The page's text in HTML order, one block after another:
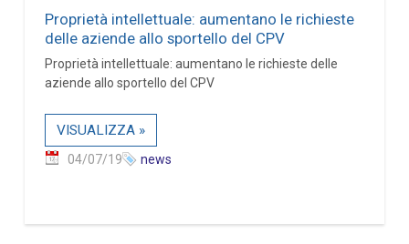
Proprietà intellettuale: aumentano le richieste
delle aziende allo sportello del CPV
Proprietà intellettuale: aumentano le richieste delle
aziende allo sportello del CPV
VISUALIZZA »
04/07/19 news